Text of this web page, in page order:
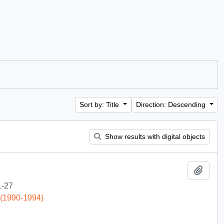
Sort by: Title Direction: Descending
Show results with digital objects
27
1994)